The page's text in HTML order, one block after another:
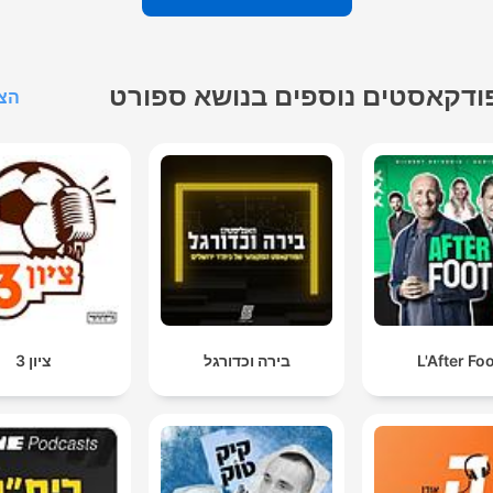
נוספים בנושא ספורט
L'After בירה וכדורגל ציון 3